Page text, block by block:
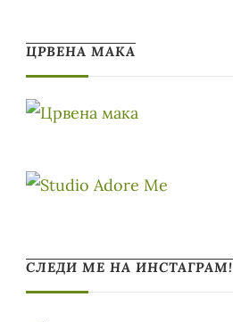
ЦРВЕНА МАКА
СЛЕДИ МЕ НА ИНСТАГРАМ!